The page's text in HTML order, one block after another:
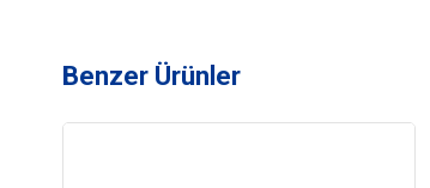
Benzer Ürünler